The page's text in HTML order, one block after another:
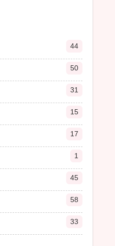
44
50
31
15
17
1
45
58
33